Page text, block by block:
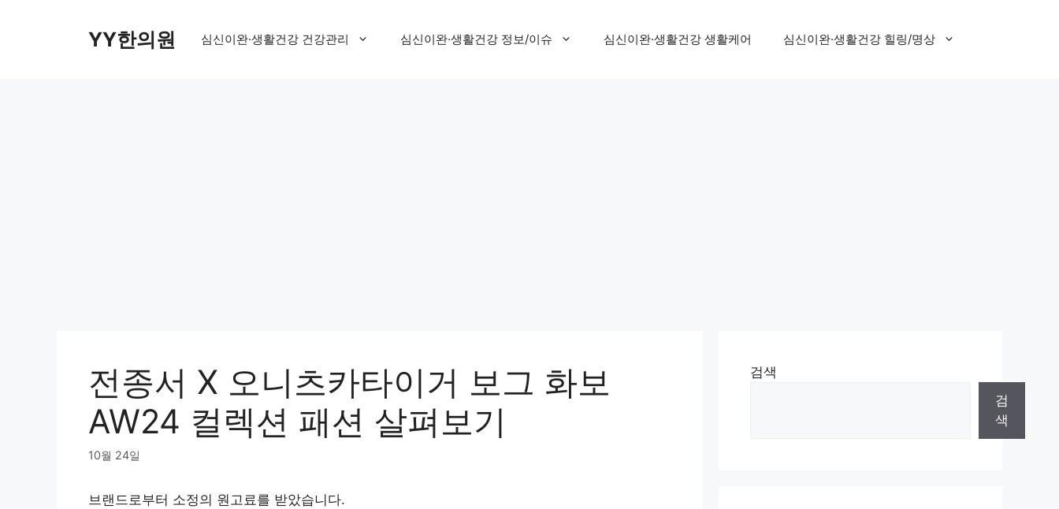
YY한의원 심신이완·생활건강 건강관리 심신이완·생활건강 정보/이슈 심신이완·생활건강 생활케어 심신이완·생활건강 힐링/명상
전종서 X 오니츠카타이거 보그 화보
AW24 컬렉션 패션 살펴보기
10월 24일
브랜드로부터 소정의 원고료를 받았습니다.
검색
검
색